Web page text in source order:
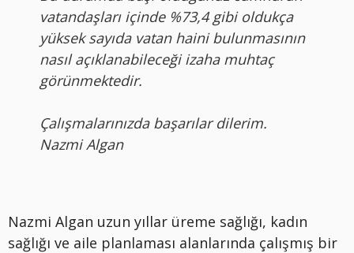
vatandaşları içinde %73,4 gibi oldukça
yüksek sayıda vatan haini bulunmasının
nasıl açıklanabileceği izaha muhtaç
görünmektedir.
Çalışmalarınızda başarılar dilerim.
Nazmi Algan
Nazmi Algan uzun yıllar üreme sağlığı, kadın
sağlığı ve aile planlaması alanlarında çalışmış bir